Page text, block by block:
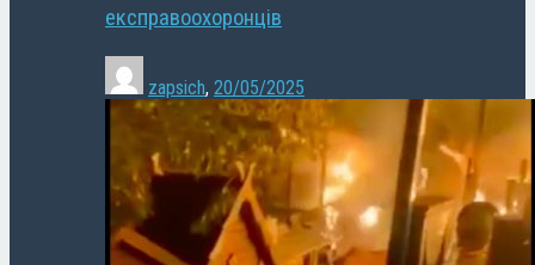
експравоохоронців
zapsich, 20/05/2025